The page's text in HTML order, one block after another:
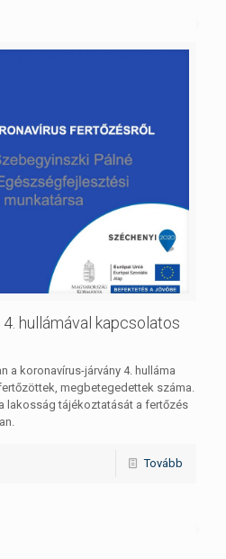
hullámával kapcsolatos
a koronavírus-járvány 4. hulláma
megbetegedettek száma.
lakosság tájékoztatását a fertőzés
Tovább